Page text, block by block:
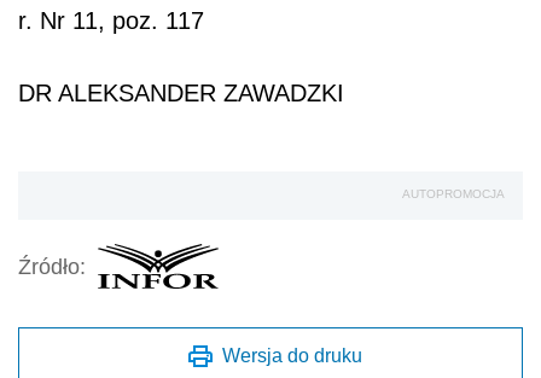
r. Nr 11, poz. 117
DR ALEKSANDER ZAWADZKI
AUTOPROMOCJA
Źródło:
Wersja do druku